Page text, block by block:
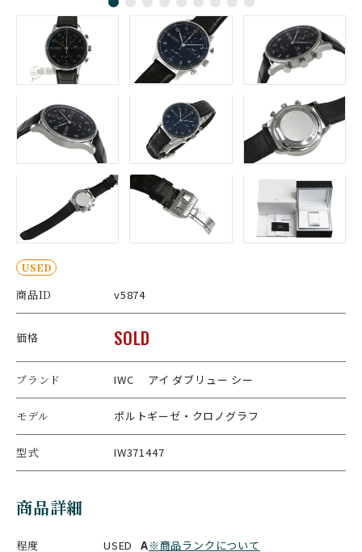
USED
商品ID v5874
価格 SOLD
ブランド IWC アイ ダブリュー シー
モデル ポルトギーゼ・クロノグラフ
型式 IW371447
商品詳細
程度 USED A※商品ランクについて